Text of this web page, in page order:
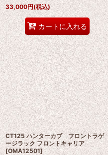
33,000円(税込)
カートに入れる
CT125 ハンターカブ フロントラゲ
ージラック フロントキャリア
[OMA12501]